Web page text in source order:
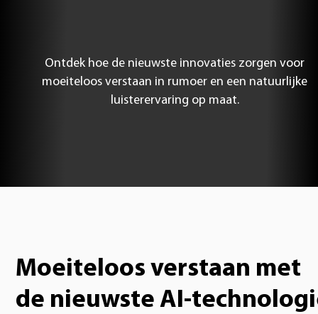
Ontdek hoe de nieuwste innovaties zorgen voor
moeiteloos verstaan in rumoer en een natuurlijke
luisterervaring op maat.
Moeiteloos verstaan met
de nieuwste AI-